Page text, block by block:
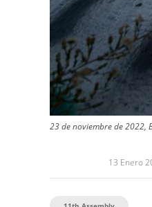
23 de noviembre de 2022,
13 Enero